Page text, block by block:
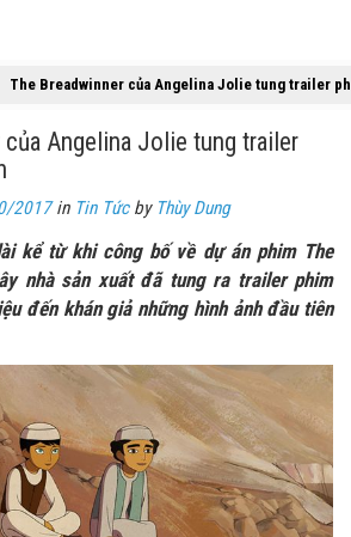
The Breadwinner của Angelina Jolie tung trailer
của Angelina Jolie tung trailer
2017in Tin Tứcby Thùy Dung
kể từ khi công bố về dự án phim The
nhà sản xuất đã tung ra trailer phim
đến khán giả những hình ảnh đầu tiên